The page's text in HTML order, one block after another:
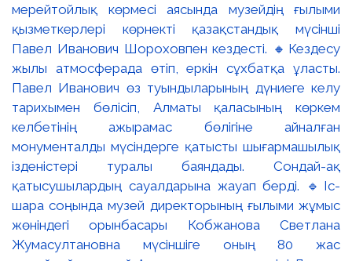
мерейтойлық көрмесі аясында музейдің ғылыми
қызметкерлері көрнекті қазақстандық мүсінші
Павел Иванович Шороховпен кездесті. 🔸Кездесу
жылы атмосферада өтіп, еркін сұхбатқа ұласты.
Павел Иванович өз туындыларының дүниеге келу
тарихымен бөлісіп, Алматы қаласының көркем
келбетінің ажырамас бөлігіне айналған
монументалды мүсіндерге қатысты шығармашылық
ізденістері туралы баяндады. Сондай-ақ
қатысушылардың сауалдарына жауап берді. 🔹Іс-
шара соңында музей директорының ғылыми жұмыс
жөніндегі орынбасары Кобжанова Светлана
Жумасултановна мүсіншіге оның 80 жас